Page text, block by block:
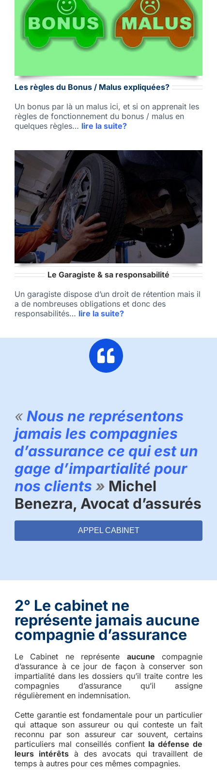
Les règles du Bonus / Malus expliquées?
Un bonus par là un malus ici, et si on apprenait les
règles de fonctionnement du bonus / malus en
quelques règles… lire la suite?
Le Garagiste & sa responsabilité
Un garagiste dispose d’un droit de rétention mais il
a de nombreuses obligations et donc des
responsabilités… lire la suite?
«Nous ne représentons
jamais les compagnies
d’assurance ce qui est un
gage d’impartialité pour
nos clients » Michel
Benezra, Avocat d’assurés
APPEL CABINET
2° Le cabinet ne
représente jamais aucune
compagnie d’assurance
Le Cabinet ne représente aucune compagnie
d’assurance à ce jour de façon à conserver son
impartialité dans les dossiers qu’il traite contre les
compagnies d’assurance qu’il assigne
régulièrement en indemnisation.
Cette garantie est fondamentale pour un particulier
qui attaque son assureur ou qui conteste un fait
reconnu par son assureur car souvent, certains
particuliers mal conseillés confient la défense de
leurs intérêts à des avocats qui travaillent de
temps à autres pour ces mêmes compagnies.